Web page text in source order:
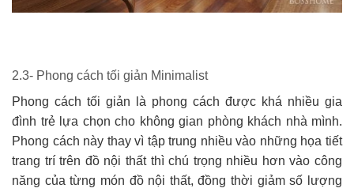
2.3- Phong cách tối giản Minimalist
Phong cách tối giản là phong cách được khá nhiều gia
đình trẻ lựa chọn cho không gian phòng khách nhà mình.
Phong cách này thay vì tập trung nhiều vào những họa tiết
trang trí trên đồ nội thất thì chú trọng nhiều hơn vào công
năng của từng món đồ nội thất, đồng thời giảm số lượng